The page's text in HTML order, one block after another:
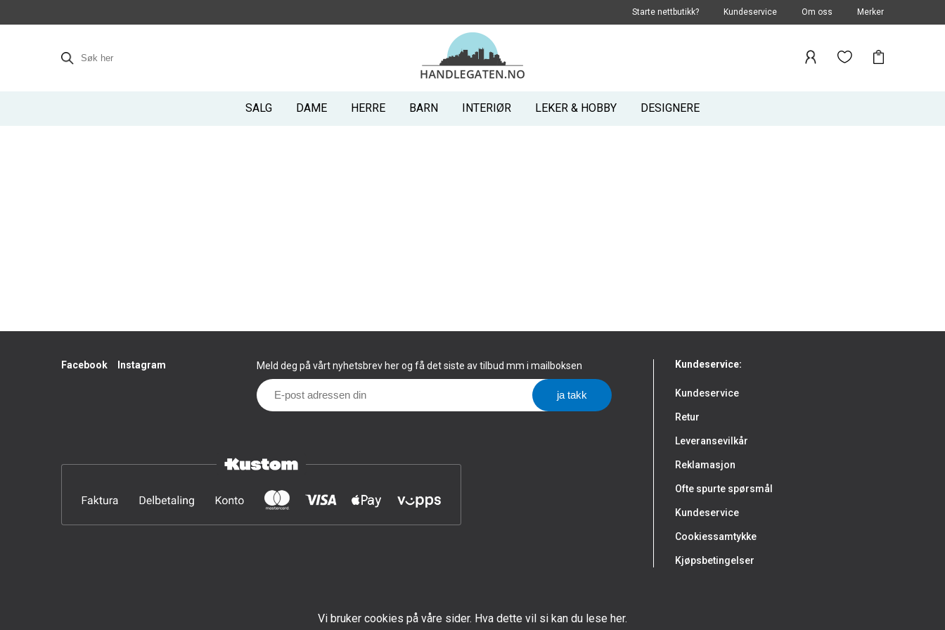
Starte nettbutikk? Kundeservice Om oss Merker
SALG DAME HERRE BARN INTERIØR LEKER & HOBBY DESIGNERE
Facebook Instagram Meld deg på vårt nyhetsbrev her og få det siste av tilbud mm i mailboksen Kundeservice:
Kundeservice
Retur
Leveransevilkår
Reklamasjon
Ofte spurte spørsmål
Kundeservice
Cookiessamtykke
Kjøpsbetingelser
Vi bruker cookies på våre sider. Hva dette vil si kan du lese her.